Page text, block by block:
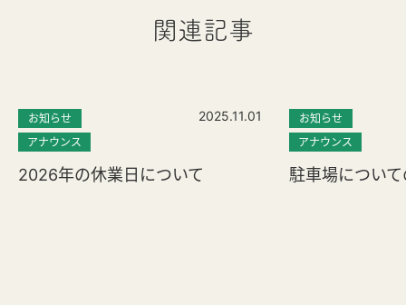
関連記事
お知らせ
アナウンス
2025.11.01
2026年の休業日について
お知らせ
アナウンス
駐車場につい